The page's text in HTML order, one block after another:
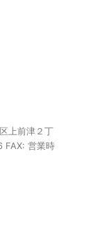
上前津２丁
FAX: 営業時